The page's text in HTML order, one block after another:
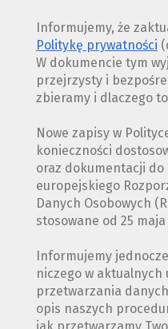
Informujemy, że
Politykę prywatności
W dokumencie tym
przejrzysty i
zbieramy i dlaczego
Nowe zapisy w
konieczności
oraz dokumentacji do
europejskiego
Danych Osobowych
stosowane od 25 maja
Informujemy
niczego w
przetwarzania
opis naszych